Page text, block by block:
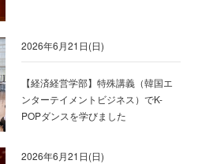
2026年6月21日(日)
【経済経営学部】特殊講義（韓国エ
ンターテイメントビジネス）でK-
POPダンスを学びました
2026年6月21日(日)